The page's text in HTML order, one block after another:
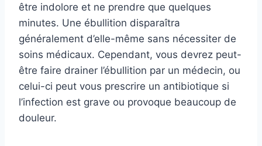
être indolore et ne prendre que quelques
minutes. Une ébullition disparaîtra
généralement d’elle-même sans nécessiter de
soins médicaux. Cependant, vous devrez peut-
être faire drainer l’ébullition par un médecin, ou
celui-ci peut vous prescrire un antibiotique si
l’infection est grave ou provoque beaucoup de
douleur.